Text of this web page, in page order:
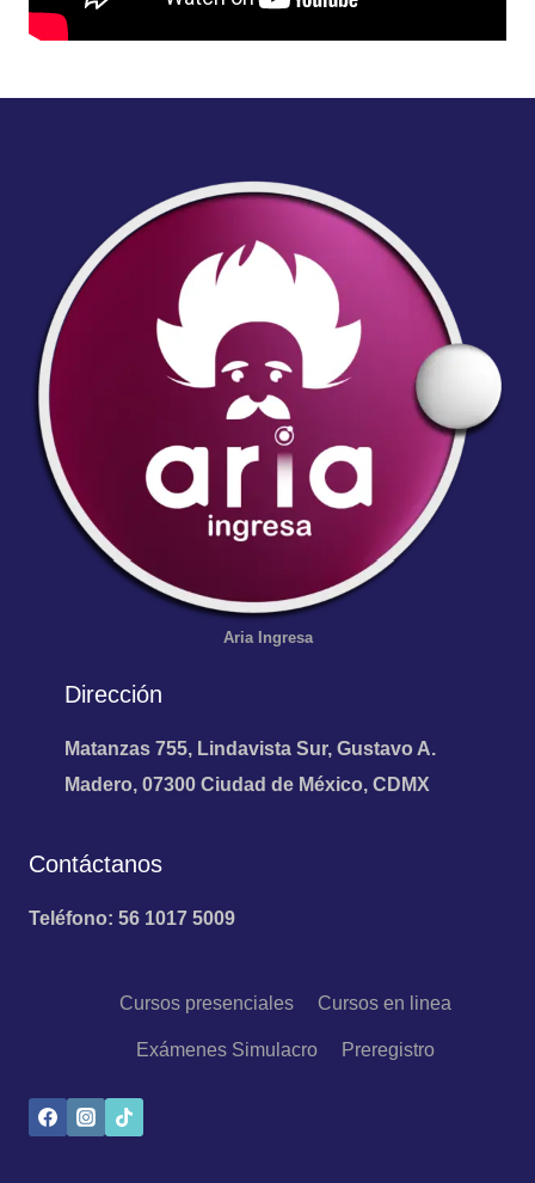
Aria Ingresa
Dirección
Matanzas 755, Lindavista Sur, Gustavo A.
Madero, 07300 Ciudad de México, CDMX
Contáctanos
Teléfono: 56 1017 5009
Cursos presenciales Cursos en linea
Exámenes Simulacro Preregistro